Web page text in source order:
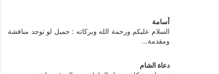
أسامة
السلام عليكم ورحمة الله وبركاته : جميل لو توجد مناقشة
ومقدمة...
دعاة الشام